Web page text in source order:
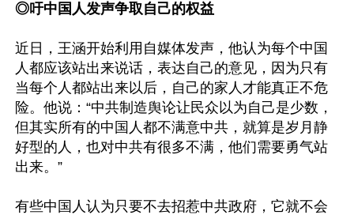
◎吁中国人发声争取自己的权益
近日，王涵开始利用自媒体发声，他认为每个中国
人都应该站出来说话，表达自己的意见，因为只有
当每个人都站出来以后，自己的家人才能真正不危
险。他说：“中共制造舆论让民众以为自己是少数，
但其实所有的中国人都不满意中共，就算是岁月静
好型的人，也对中共有很多不满，他们需要勇气站
出来。”
有些中国人认为只要不去招惹中共政府，它就不会